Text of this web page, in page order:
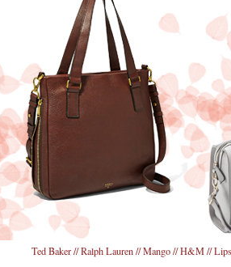
Ted Baker//Ralph Lauren//Mango//H&M//